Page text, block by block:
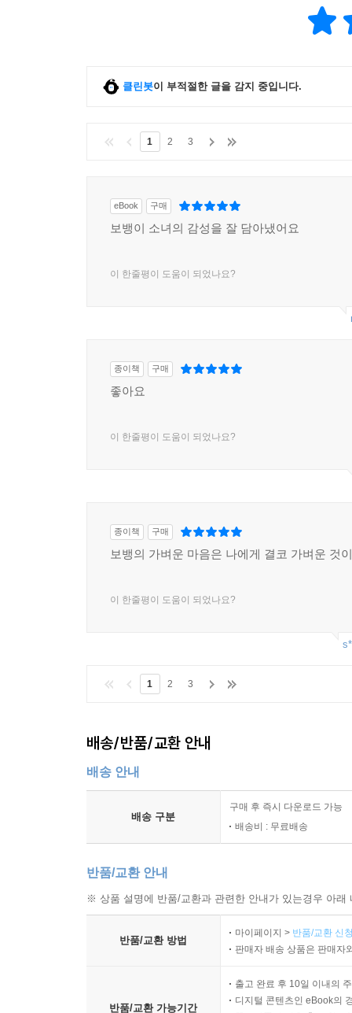
클린봇이 부적절한 글을 감지 중입니다.
1 2 3
eBook 구매
보뱅이 소녀의 감성을 잘 담아냈어요
이 한줄평이 도움이 되었나요?
종이책 구매
좋아요
이 한줄평이 도움이 되었나요?
종이책 구매
보뱅의 가벼운 마음은 나에게 결코 가벼운 것
이 한줄평이 도움이 되었나요?
1 2 3
배송/반품/교환 안내
배송 안내
배송 구분
구매 후 즉시 다운로드 가능
배송비 : 무료배송
반품/교환 안내
※ 상품 설명에 반품/교환과 관련한 안내가 있는경우 아
반품/교환 방법
마이페이지 > 반품/교환 신
판매자 배송 상품은 판매자
반품/교환 가능기간
출고 완료 후 10일 이내의
디지털 콘텐츠인 eBook의